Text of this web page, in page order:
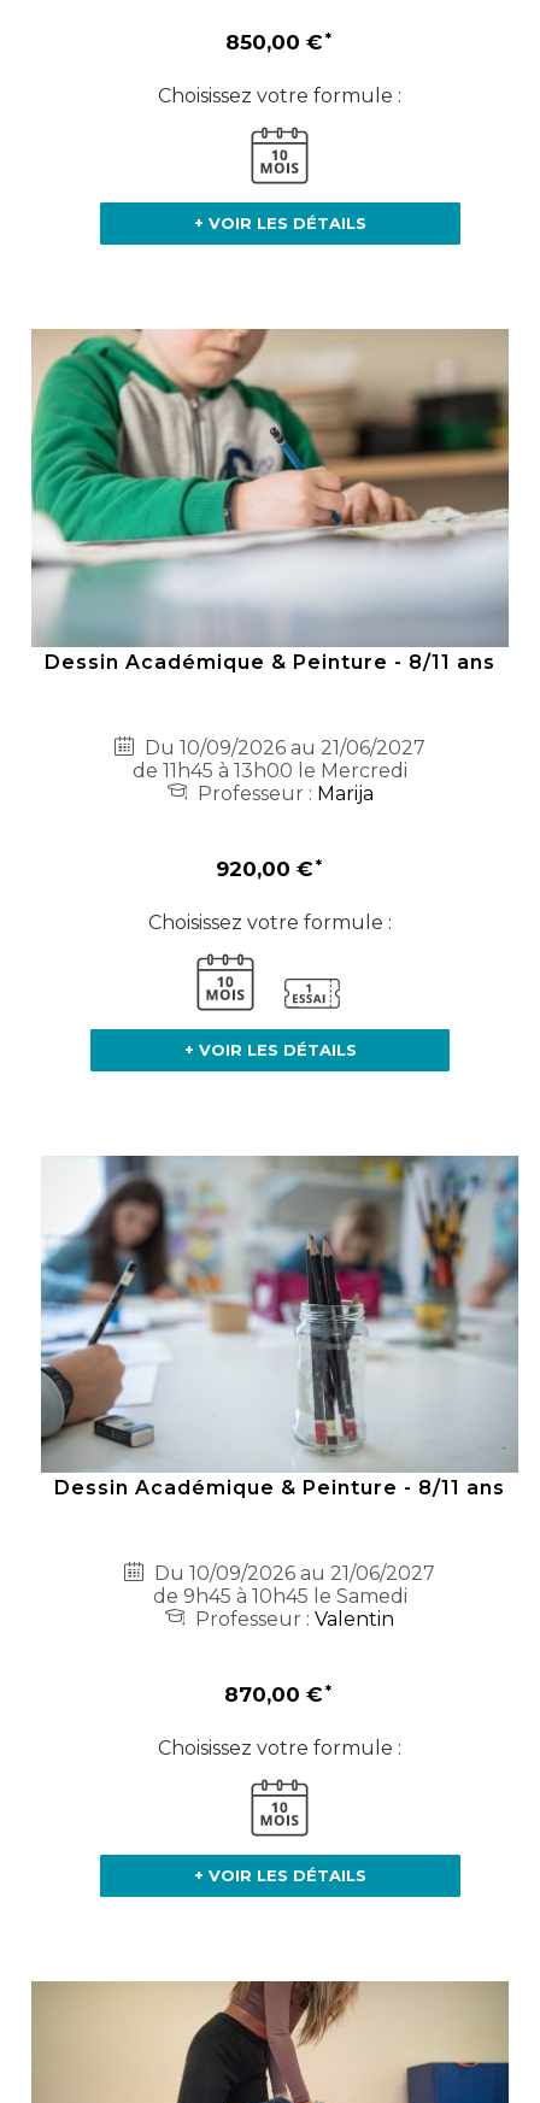
850,00 €
Choisissez votre formule :
+ VOIR LES DÉTAILS
Dessin Académique & Peinture - 8/11 ans
Du 10/09/2026 au 21/06/2027
de 11h45 à 13h00 le Mercredi
Professeur : Marija
920,00 €
Choisissez votre formule :
+ VOIR LES DÉTAILS
Dessin Académique & Peinture - 8/11 ans
Du 10/09/2026 au 21/06/2027
de 9h45 à 10h45 le Samedi
Professeur :Valentin
870,00 €
Choisissez votre formule :
+ VOIR LES DÉTAILS